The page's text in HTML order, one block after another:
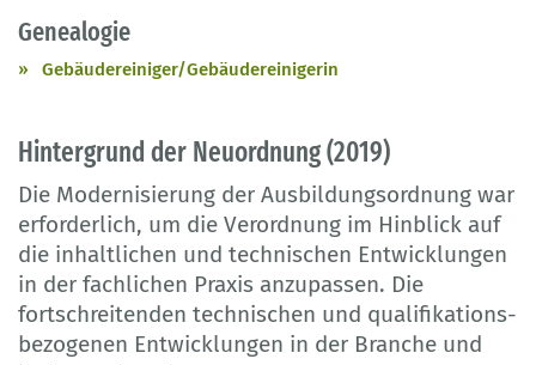
Genealogie
Gebäudereiniger/Gebäudereinigerin
Hintergrund der Neuordnung (2019)
Die Modernisierung der Ausbildungsordnung war
erforderlich, um die Verordnung im Hinblick auf
die inhaltlichen und technischen Entwicklungen
in der fachlichen Praxis anzupassen. Die
fortschreitenden technischen und qualifikations-
bezogenen Entwicklungen in der Branche und